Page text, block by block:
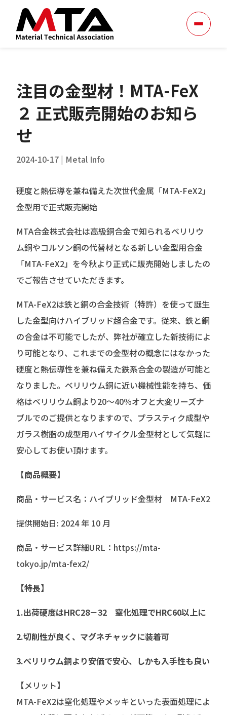
注目の金型材！MTA-FeX
２ 正式販売開始のお知ら
せ
2024-10-17 | Metal Info
硬度と熱伝導を兼ね備えた次世代金属「MTA-FeX2」
金型用で正式販売開始
MTA合金株式会社は高級銅合金で知られるベリリウ
ム銅やコルソン銅の代替材となる新しい金型用合金
「MTA-FeX2」を今秋より正式に販売開始しましたの
でご報告させていただきます。
MTA-FeX2は鉄と銅の合金技術（特許）を使って誕生
した金型向けハイブリッド超合金です。従来、鉄と銅
の合金は不可能でしたが、弊社が確立した新技術によ
り可能となり、これまでの金型材の概念にはなかった
硬度と熱伝導性を兼ね備えた鉄系合金の製造が可能と
なりました。ベリリウム銅に近い機械性能を持ち、価
格はベリリウム銅より20～40％オフと大変リーズナ
ブルでのご提供となりますので、プラスティク成型や
ガラス樹脂の成型用ハイサイクル金型材として気軽に
安心してお使い頂けます。
【商品概要】
商品・サービス名：ハイブリッド金型材 MTA-FeX2
提供開始日: 2024 年 10 月
商品・サービス詳細URL：https://mta-
tokyo.jp/mta-fex2/
【特長】
1.出荷硬度はHRC28－32 窒化処理でHRC60以上に
2.切削性が良く、マグネチャックに装着可
3.ベリリウム銅より安価で安心、しかも入手性も良い
【メリット】
MTA-FeX2は窒化処理やメッキといった表面処理によ